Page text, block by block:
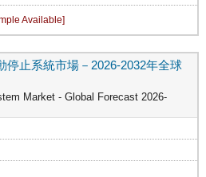
停止系統市場－2026-2032年全球
Market - Global Forecast 2026-